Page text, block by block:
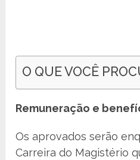
O QUE VOCÊ
Remuneração e
Os aprovados serão
Carreira do Magistério